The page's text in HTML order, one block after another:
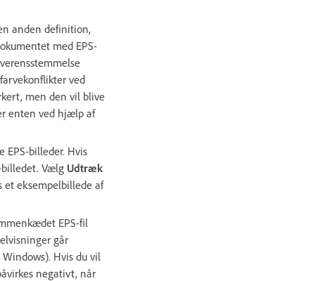
anden definition,
med EPS-
ved
men den vil blive
enten ved hjælp af
billeder. Hvis
billedet. Vælg Udtræk
et eksempelbillede af
EPS-fil
går
Hvis du vil
negativt, når